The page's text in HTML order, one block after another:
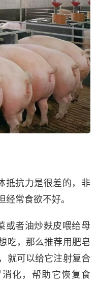
抵抗力是很差的，非
常食欲不好。
或者油炒麸皮喂给母
吃，那么推荐用肥皂
就可以给它注射复合
化，帮助它恢复食